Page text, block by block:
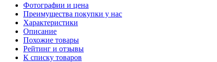
Фотографии и цена
Преимущества покупки у нас
Характеристики
Описание
Похожие товары
Рейтинг и отзывы
К списку товаров